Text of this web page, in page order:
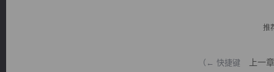
推
（← 快捷键 上一章